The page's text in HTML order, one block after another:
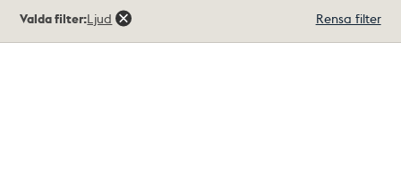
träffar
Valda filter:Ljud Rensa filter